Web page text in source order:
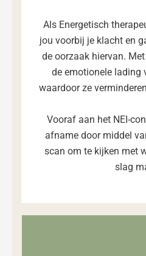
Als Energetisch
jou voorbij je klacht en
de oorzaak hiervan.
de emotionele lading
waardoor ze
Vooraf aan het NEI-
afname door middel
scan om te kijken met
slag